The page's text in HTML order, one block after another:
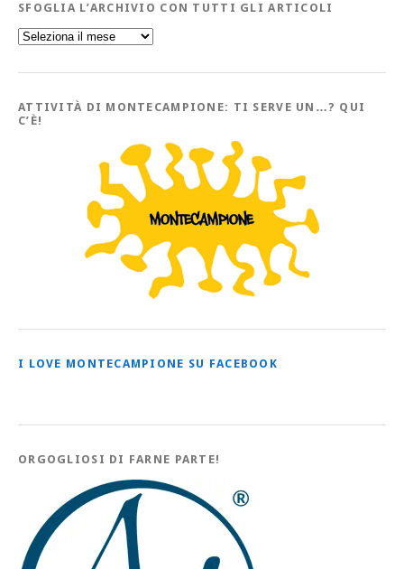
SFOGLIA L’ARCHIVIO CON TUTTI GLI ARTICOLI
Sfoglia
l’Archivio
tutti
Articoli
ATTIVITÀ DI MONTECAMPIONE: TI SERVE UN…? QUI
C’È!
I LOVE MONTECAMPIONE SU FACEBOOK
ORGOGLIOSI DI FARNE PARTE!